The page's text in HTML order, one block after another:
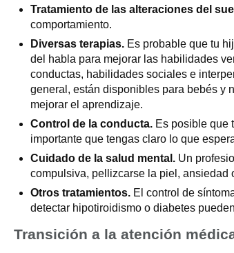
Tratamiento de las alteraciones del
comportamiento.
Diversas terapias. Es probable que tu
del habla para mejorar las habilidades
conductas, habilidades sociales e
general, están disponibles para bebés y
mejorar el aprendizaje.
Control de la conducta. Es posible que
importante que tengas claro lo que
Cuidado de la salud mental. Un
compulsiva, pellizcarse la piel, ansiedad
Otros tratamientos. El control de
detectar hipotiroidismo o diabetes
Transición a la atención